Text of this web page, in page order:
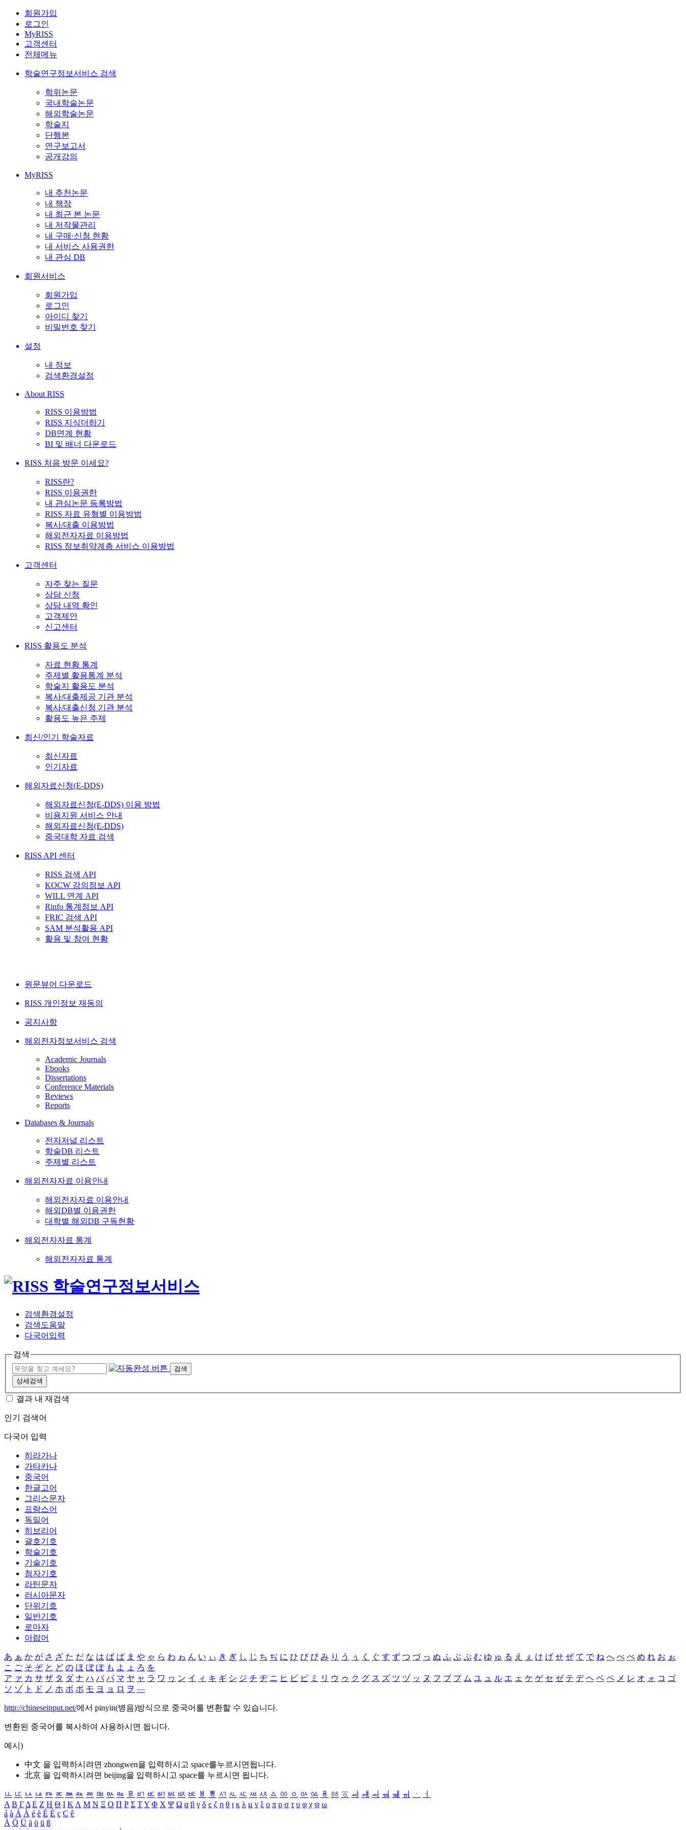
회원가입
로그인
MyRISS
고객센터
전체메뉴
학술연구정보서비스 검색
학위논문
국내학술논문
해외학술논문
학술지
단행본
연구보고서
공개강의
MyRISS
내 추천논문
내 책장
내 최근 본 논문
내 저작물관리
내 구매·신청 현황
내 서비스 사용권한
내 관심 DB
회원서비스
회원가입
로그인
아이디 찾기
비밀번호 찾기
설정
내 정보
검색환경설정
About RISS
RISS 이용방법
RISS 지식더하기
DB연계 현황
BI 및 배너 다운로드
RISS 처음 방문 이세요?
RISS란?
RISS 이용권한
내 관심논문 등록방법
RISS 자료 유형별 이용방법
복사/대출 이용방법
해외전자자료 이용방법
RISS 정보취약계층 서비스 이용방법
고객센터
자주 찾는 질문
상담 신청
상담 내역 확인
고객제안
신고센터
RISS 활용도 분석
자료 현황 통계
주제별 활용통계 분석
학술지 활용도 분석
복사/대출제공 기관 분석
복사/대출신청 기관 분석
활용도 높은 주제
최신/인기 학술자료
최신자료
인기자료
해외자료신청(E-DDS)
해외자료신청(E-DDS) 이용 방법
비용지원 서비스 안내
해외자료신청(E-DDS)
중국대학 자료 검색
RISS API 센터
RISS 검색 API
KOCW 강의정보 API
WILL 연계 API
Rinfo 통계정보 API
FRIC 검색 API
SAM 분석활용 API
활용 및 참여 현황
원문뷰어 다운로드
RISS 개인정보 재동의
공지사항
해외전자정보서비스 검색
Academic Journals
Ebooks
Dissertations
Conference Materials
Reviews
Reports
Databases & Journals
전자저널 리스트
학술DB 리스트
주제별 리스트
해외전자자료 이용안내
해외전자자료 이용안내
해외DB별 이용권한
대학별 해외DB 구독현황
해외전자자료 통계
해외전자자료 통계
검색환경설정
검색도움말
다국어입력
검색
검색
상세검색
결과 내 재검색
인기 검색어
다국어 입력
히라가나
가타카나
중국어
한글고어
그리스문자
프랑스어
독일어
히브리어
괄호기호
학술기호
기술기호
첨자기호
라틴문자
러시아문자
단위기호
일반기호
로마자
아랍어
あ ぁ か が さ ざ た だ な は ば ぱ ま や ゃ ら わ ゎ ん い ぃ き ぎ し じ ち ぢ に ひ び ぴ み り う ぅ く ぐ す ず つ づ っ ぬ ふ ぶ ぷ む ゆ ゅ る え ぇ け げ せ ぜ て で ね へ べ ぺ め れ お ぉ
こ ご そ ぞ と ど の ほ ぼ ぽ も よ ょ ろ を
ア ァ カ サ ザ タ ダ ナ ハ バ パ マ ヤ ャ ラ ワ ヮ ン イ ィ キ ギ シ ジ チ ヂ ニ ヒ ビ ピ ミ リ ウ ゥ ク グ ス ズ ツ ヅ ッ ヌ フ ブ プ ム ユ ュ ル エ ェ ケ ゲ セ ゼ テ デ ヘ ベ ペ メ レ オ ォ コ ゴ
ソ ゾ ト ド ノ ホ ボ ポ モ ヨ ョ ロ ヲ ―
http://chineseinput.net/에서 pinyin(병음)방식으로 중국어를 변환할 수 있습니다.
변환된 중국어를 복사하여 사용하시면 됩니다.
예시)
中文 을 입력하시려면 zhongwen을 입력하시고 space를누르시면됩니다.
北京 을 입력하시려면 beijing을 입력하시고 space를 누르시면 됩니다.
ㅥ ㅦ ㅧ ㅨ ㅩ ㅪ ㅫ ㅬ ㅭ ㅮ ㅯ ㅰ ㅱ ㅲ ㅳ ㅴ ㅵ ㅶ ㅷ ㅸ ㅹ ㅺ ㅻ ㅼ ㅽ ㅾ ㅿ ㆀ ㆁ ㆂ ㆃ ㆄ ㆅ ㆆ ㆇ ㆈ ㆉ ㆊ ㆋ ㆌ ㆍ
ㆎ
Α Β ΓΔ Ε Ζ Η Θ Ι ΚΛ Μ Ν Ξ Ο Π Ρ Σ ΤΥ Φ Χ Ψ Ω α β γ δ ε ζ η θ ι κ λ μ ν ξ ο π ρ σ τ υ φ χ ψ ω
á à Á À é è É È ç Ç ê
Ä Ö Ü ä ö ü ß